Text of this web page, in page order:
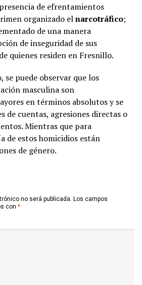
de efrentamientos
organizado elnarcotráfico;
de una manera
de inseguridad de sus
quienes residen en Fresnillo.
se puede observar que los
masculina son
en términos absolutos y se
de cuentas, agresiones directas o
Mientras que para
de estos homicidios están
de género.
no será publicada. Los campos
con *